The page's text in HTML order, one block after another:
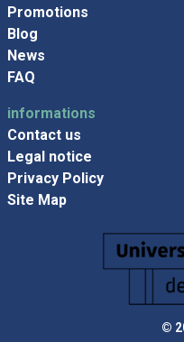
Promotions
Blog
News
FAQ
informations
Contact us
Legal notice
Privacy Policy
Site Map
©